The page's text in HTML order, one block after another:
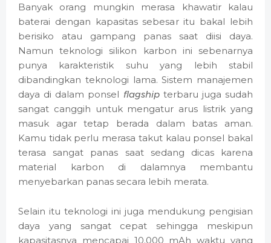
Banyak orang mungkin merasa khawatir kalau
baterai dengan kapasitas sebesar itu bakal lebih
berisiko atau gampang panas saat diisi daya.
Namun teknologi silikon karbon ini sebenarnya
punya karakteristik suhu yang lebih stabil
dibandingkan teknologi lama. Sistem manajemen
daya di dalam ponsel flagshipterbaru juga sudah
sangat canggih untuk mengatur arus listrik yang
masuk agar tetap berada dalam batas aman.
Kamu tidak perlu merasa takut kalau ponsel bakal
terasa sangat panas saat sedang dicas karena
material karbon di dalamnya membantu
menyebarkan panas secara lebih merata.
Selain itu teknologi ini juga mendukung pengisian
daya yang sangat cepat sehingga meskipun
kapasitasnya mencapai 10.000 mAh waktu yang